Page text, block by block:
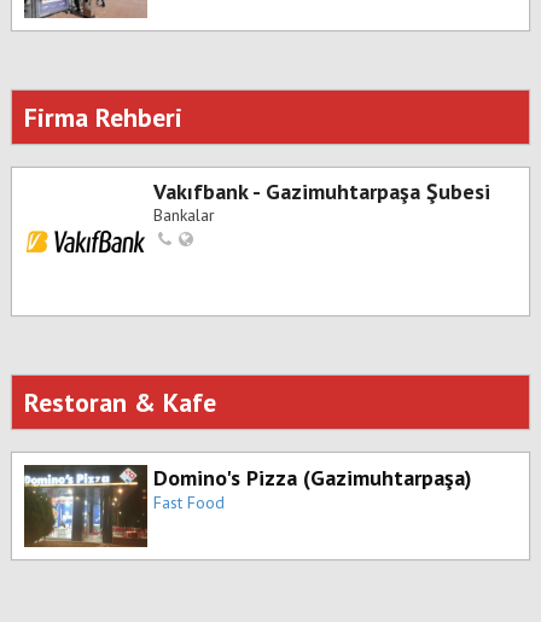
Firma Rehberi
Vakıfbank - Gazimuhtarpaşa Şubesi
Bankalar
Restoran & Kafe
Domino's Pizza (Gazimuhtarpaşa)
Fast Food